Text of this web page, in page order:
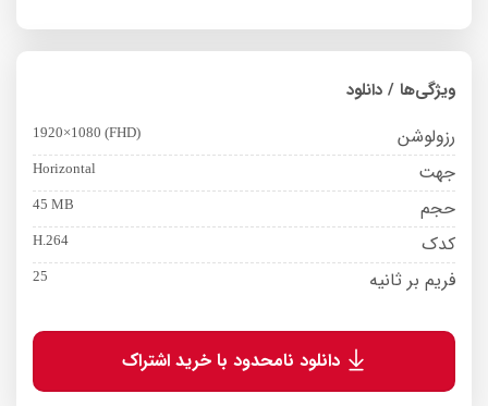
ویژگی‌ها / دانلود
رزولوشن 1920×1080 (FHD)
جهت Horizontal
حجم 45 MB
کدک H.264
فریم بر ثانیه 25
دانلود نامحدود با خرید اشتراک